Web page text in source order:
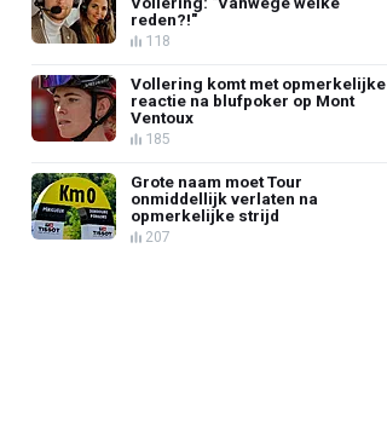
reden?!"
118
Vollering komt met opmerkelijke
reactie na blufpoker op Mont
Ventoux
185
Grote naam moet Tour
onmiddellijk verlaten na
opmerkelijke strijd
207